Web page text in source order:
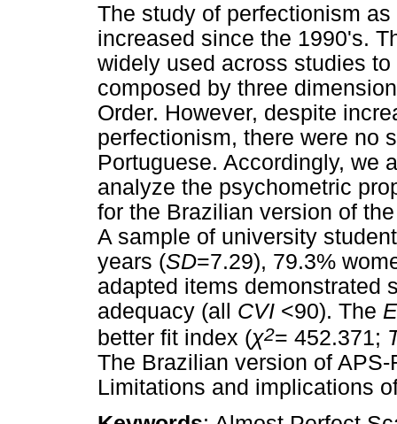
The study of perfectionism
increased since the 1990's.
widely used across studies
composed by three
Order. However, despite
perfectionism, there were no
Portuguese. Accordingly, we
analyze the psychometric
for the Brazilian version of
A sample of university
years (SD=7.29), 79.3%
adapted items demonstrated
adequacy (all CVI <90). The
better fit index (χ2= 452.371;
The Brazilian version of
Limitations and implications